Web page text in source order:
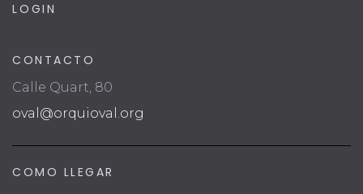
LOGIN
CONTACTO
Calle Quart, 80
oval@orquioval.org
COMO LLEGAR